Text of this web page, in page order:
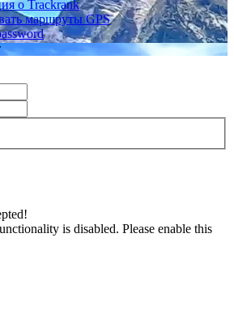
о Trackrank
маршруты GPS
is disabled. Please enable this